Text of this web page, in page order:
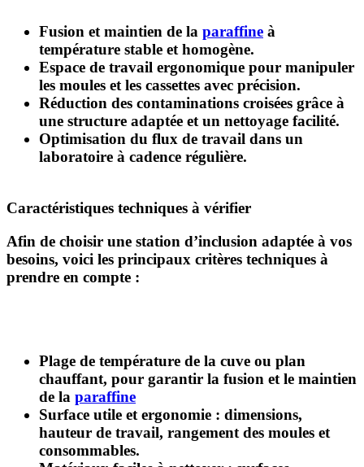
Fusion et maintien de la paraffine à
température stable et homogène.
Espace de travail ergonomique pour manipuler
les moules et les cassettes avec précision.
Réduction des contaminations croisées grâce à
une structure adaptée et un nettoyage facilité.
Optimisation du flux de travail dans un
laboratoire à cadence régulière.
Caractéristiques techniques à vérifier
Afin de choisir une station d’inclusion adaptée à vos
besoins, voici les principaux critères techniques à
prendre en compte :
Plage de température de la cuve ou plan
chauffant, pour garantir la fusion et le maintien
de la paraffine
Surface utile et ergonomie : dimensions,
hauteur de travail, rangement des moules et
consommables.